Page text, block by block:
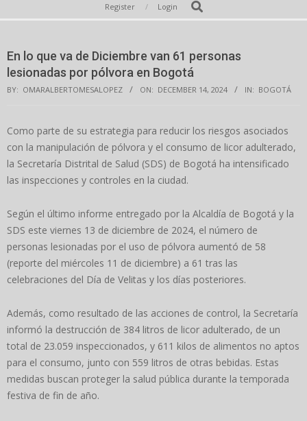
Navigation
Register Login Search
En lo que va de Diciembre van 61 personas
lesionadas por pólvora en Bogotá
BY: OMARALBERTOMESALOPEZ ON: DECEMBER 14, 2024 IN: BOGOTÁ
Como parte de su estrategia para reducir los riesgos asociados
con la manipulación de pólvora y el consumo de licor adulterado,
la Secretaría Distrital de Salud (SDS) de Bogotá ha intensificado
las inspecciones y controles en la ciudad.
Según el último informe entregado por la Alcaldía de Bogotá y la
SDS este viernes 13 de diciembre de 2024, el número de
personas lesionadas por el uso de pólvora aumentó de 58
(reporte del miércoles 11 de diciembre) a 61 tras las
celebraciones del Día de Velitas y los días posteriores.
Además, como resultado de las acciones de control, la Secretaría
informó la destrucción de 384 litros de licor adulterado, de un
total de 23.059 inspeccionados, y 611 kilos de alimentos no aptos
para el consumo, junto con 559 litros de otras bebidas. Estas
medidas buscan proteger la salud pública durante la temporada
festiva de fin de año.